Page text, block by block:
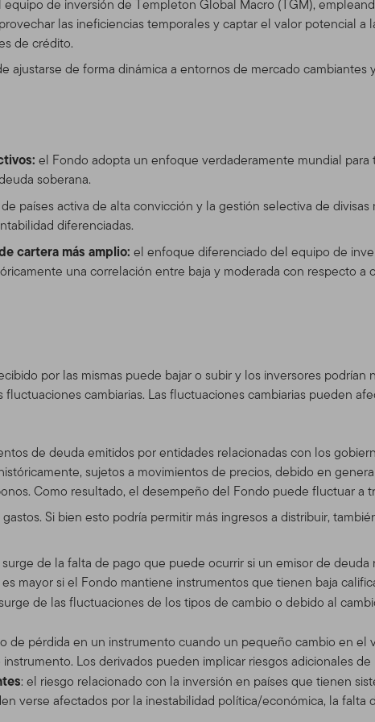
de inversión de Templeton Global Macro (TGM),
las ineficiencias temporales y captar el valor potencial a
de crédito.
ajustarse de forma dinámica a entornos de mercado cambiantes
el Fondo adopta un enfoque verdaderamente mundial
soberana.
países activa de alta convicción y la gestión selectiva de
diferenciadas.
cartera más amplio:el enfoque diferenciado del equipo de
una correlación entre baja y moderada con respecto a
por las mismas puede bajar o subir y los inversores
cambiarias. Las fluctuaciones cambiarias pueden
de deuda emitidos por entidades relacionadas con los
sujetos a movimientos de precios, debido en
Como resultado, el desempeño del Fondo puede fluctuar a
Si bien esto podría permitir más ingresos a distribuir,
de la falta de pago que puede ocurrir si un emisor de
mayor si el Fondo mantiene instrumentos que tienen baja
de las fluctuaciones de los tipos de cambio o debido al
de pérdida en un instrumento cuando un pequeño cambio en el
Los derivados pueden implicar riesgos adicionales
: el riesgo relacionado con la inversión en países que tienen
verse afectados por la inestabilidad política/económica, la falta
en el este Sitio. El uso que usted realice de este Sitio
en vigor en la fecha en que usted accede al Sitio. Hacemos
Si usted utiliza el Sitio después de que se han enviado
y para propósitos informativos solamente, por Templeton
" TGAL" o "nosotros") –no está provisto por los fondos
Inc. [NYSE: BEN] es una organización global de
A través de varias entidades, Franklin Templeton Investments
tanto globales como en Estados Unidos a los Fondos
institucionales, al igual que servicios de cuentas internacionales
de Franklin Templeton e inversionistas en productos
Unidos y ciertos asesores profesionales calificados.Este sitio
para obtener asistencia sobre productos y servicios
como una solicitud de compra o una oferta para vender un
a persona alguna en ninguna jurisdicción donde tal solicitud,
SI USTED TIENE ALGUNA DUDA sobre cualquiera de
agente de bolsa, abogado, contador, gerente de banco u otro
Usuarios y Acceso a Cuentas
solamente a su uso personal, no comercial, a menos que
operadores que tienen clientes con inversiones en productos de
los Estados Unidos, al igual que inversores en productos de